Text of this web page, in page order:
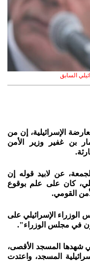
السابق
الإسرائيلية، إن من
بن غفير وزير الأمن
عن لابيد قوله إن
كان على علم بوقوع
القومي.
الإسرائيلي على
في مجلس الوزراء".
شهدها المسجد الأقصى،
المسجد، واعتدت